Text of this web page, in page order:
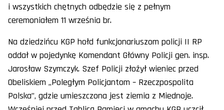
i wszystkich chętnych odbędzie się z pełnym
ceremoniałem 11 września br.
Na dziedzińcu KGP hołd funkcjonariuszom policji II RP
oddał w pojedynkę Komendant Główny Policji gen. insp.
Jarosław Szymczyk. Szef Policji złożył wieniec przed
Obeliskiem „Poległym Policjantom – Rzeczpospolita
Polska”, gdzie umieszczona jest ziemia z Miednoje.